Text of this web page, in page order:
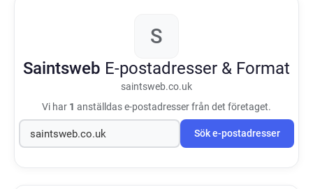
S
Saintsweb E-postadresser & Format
saintsweb.co.uk
Vi har 1 anställdas e-postadresser från det företaget.
Sök e-postadresser